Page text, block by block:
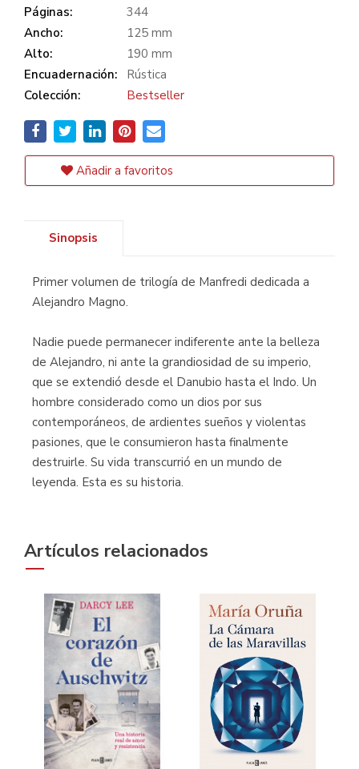
Páginas:
344
Ancho:
125 mm
Alto:
190 mm
Encuadernación:
Rústica
Colección:
Bestseller
Añadir a favoritos
Sinopsis
Primer volumen de trilogía de Manfredi dedicada a
Alejandro Magno.
Nadie puede permanecer indiferente ante la belleza
de Alejandro, ni ante la grandiosidad de su imperio,
que se extendió desde el Danubio hasta el Indo. Un
hombre considerado como un dios por sus
contemporáneos, de ardientes sueños y violentas
pasiones, que le consumieron hasta finalmente
destruirle. Su vida transcurrió en un mundo de
leyenda. Esta es su historia.
Artículos relacionados